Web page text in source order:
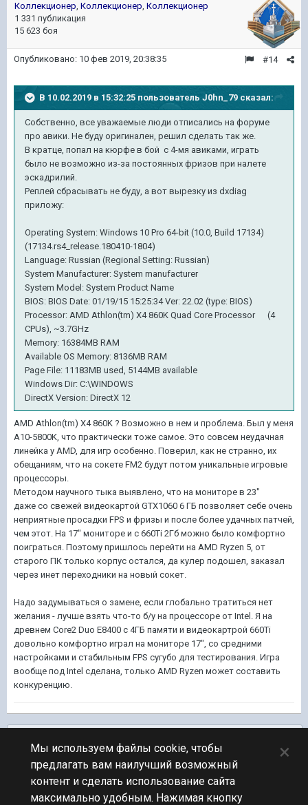
Коллекционер, Коллекционер, Коллекционер
1 331 публикация
15 623 боя
#14
Опубликовано: 10 фев 2019, 20:38:35
В 10.02.2019 в 15:32:25 пользователь J0hn_79 сказал:
Собственно, все уважаемые люди отписались на форуме
про авики. Не буду оригинален, решил сделать так же.
В кратце, попал на кюрфе в бой с 4-мя авиками, играть
было не возможно из-за постоянных фризов при налете
эскадрилий.
Реплей сбрасывать не буду, а вот вырезку из dxdiag
приложу:
Operating System: Windows 10 Pro 64-bit (10.0, Build 17134)
(17134.rs4_release.180410-1804)
Language: Russian (Regional Setting: Russian)
System Manufacturer: System manufacturer
System Model: System Product Name
BIOS: BIOS Date: 01/19/15 15:25:34 Ver: 22.02 (type: BIOS)
Processor: AMD Athlon(tm) X4 860K Quad Core Processor (4
CPUs), ~3.7GHz
Memory: 16384MB RAM
Available OS Memory: 8136MB RAM
Page File: 11183MB used, 5144MB available
Windows Dir: C:\WINDOWS
DirectX Version: DirectX 12
AMD Athlon(tm) X4 860K ? Возможно в нем и проблема. Был у меня
А10-5800K, что практически тоже самое. Это совсем неудачная
линейка у AMD, для игр особенно. Поверил, как не странно, их
обещаниям, что на сокете FM2 будут потом уникальные игровые
процессоры.
Методом научного тыка выявлено, что на мониторе в 23"
даже со свежей видеокартой GTX1060 6 ГБ позволяет себе очень
неприятные просадки FPS и фризы и после более удачных патчей,
чем этот. На 17" мониторе и с 660Ti 2Гб можно было комфортно
поиграться. Поэтому пришлось перейти на AMD Ryzen 5, от
старого ПК только корпус остался, да кулер подошел, заказал
через инет переходники на новый сокет.
Надо задумываться о замене, если глобально тратиться нет
желания - лучше взять что-то б/у на процессоре от Intel. Я на
древнем Core2 Duo E8400 c 4ГБ памяти и видеокартрой 660Ti
довольно комфортно играл на мониторе 17", со средними
настройками и стабильным FPS сугубо для тестирования. Игра
вообще под Intel сделана, только AMD Ryzen может составить
конкуренцию.
ПЕРЕЙТИ К СПИСКУ ТЕМ
Обсуждение Мира Кораблей
Мы используем файлы cookie, чтобы
предлагать вам наилучший возможный
контент и сделать использование сайта
максимально удобным. Нажимая кнопку
×